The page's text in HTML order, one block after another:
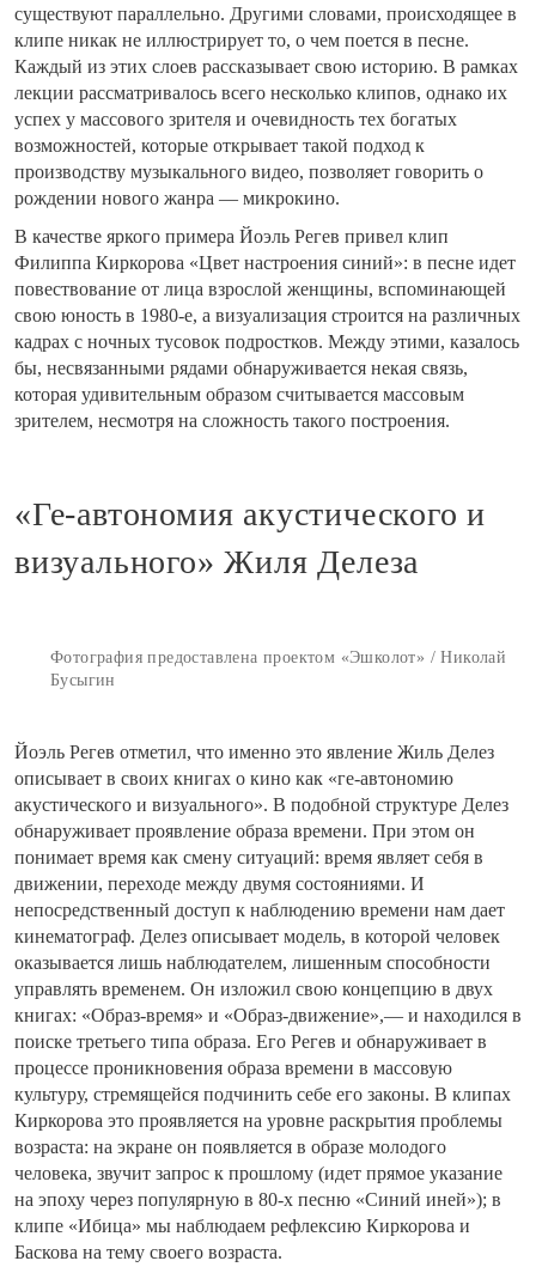
существуют параллельно. Другими словами, происходящее в
клипе никак не иллюстрирует то, о чем поется в песне.
Каждый из этих слоев рассказывает свою историю. В рамках
лекции рассматривалось всего несколько клипов, однако их
успех у массового зрителя и очевидность тех богатых
возможностей, которые открывает такой подход к
производству музыкального видео, позволяет говорить о
рождении нового жанра — микрокино.
В качестве яркого примера Йоэль Регев привел клип
Филиппа Киркорова «Цвет настроения синий»: в песне идет
повествование от лица взрослой женщины, вспоминающей
свою юность в 1980-е, а визуализация строится на различных
кадрах с ночных тусовок подростков. Между этими, казалось
бы, несвязанными рядами обнаруживается некая связь,
которая удивительным образом считывается массовым
зрителем, несмотря на сложность такого построения.
«Ге-автономия акустического и
визуального» Жиля Делеза
Фотография предоставлена проектом «Эшколот» / Николай
Бусыгин
Йоэль Регев отметил, что именно это явление Жиль Делез
описывает в своих книгах о кино как «ге-автономию
акустического и визуального». В подобной структуре Делез
обнаруживает проявление образа времени. При этом он
понимает время как смену ситуаций: время являет себя в
движении, переходе между двумя состояниями. И
непосредственный доступ к наблюдению времени нам дает
кинематограф. Делез описывает модель, в которой человек
оказывается лишь наблюдателем, лишенным способности
управлять временем. Он изложил свою концепцию в двух
книгах: «Образ-время» и «Образ-движение»,— и находился в
поиске третьего типа образа. Его Регев и обнаруживает в
процессе проникновения образа времени в массовую
культуру, стремящейся подчинить себе его законы. В клипах
Киркорова это проявляется на уровне раскрытия проблемы
возраста: на экране он появляется в образе молодого
человека, звучит запрос к прошлому (идет прямое указание
на эпоху через популярную в 80-х песню «Синий иней»); в
клипе «Ибица» мы наблюдаем рефлексию Киркорова и
Баскова на тему своего возраста.